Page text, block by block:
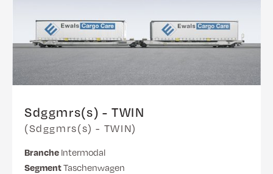
Sdggmrs(s) - TWIN
(Sdggmrs(s) - TWIN)
Branche Intermodal
SegmentTaschenwagen